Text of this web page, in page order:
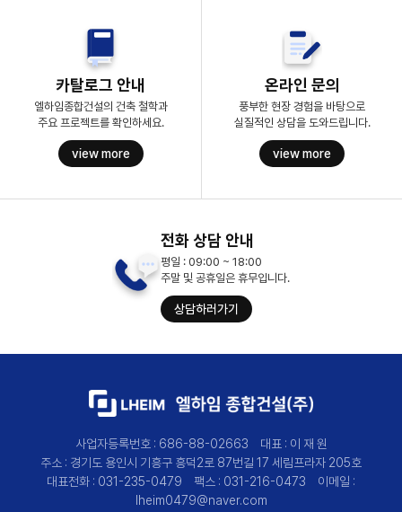
카탈로그 안내
엘하임종합건설의 건축 철학과
주요 프로젝트를 확인하세요.
view more
온라인 문의
풍부한 현장 경험을 바탕으로
실질적인 상담을 도와드립니다.
view more
전화 상담 안내
평일 : 09:00 ~ 18:00
주말 및 공휴일은 휴무입니다.
상담하러가기
사업자등록번호 : 686-88-02663 대표 : 이 재 원
주소 : 경기도 용인시 기흥구 흥덕2로 87번길 17 세림프라자 205호
대표전화 : 031-235-0479 팩스 : 031-216-0473
이메일 :
lheim0479@naver.com